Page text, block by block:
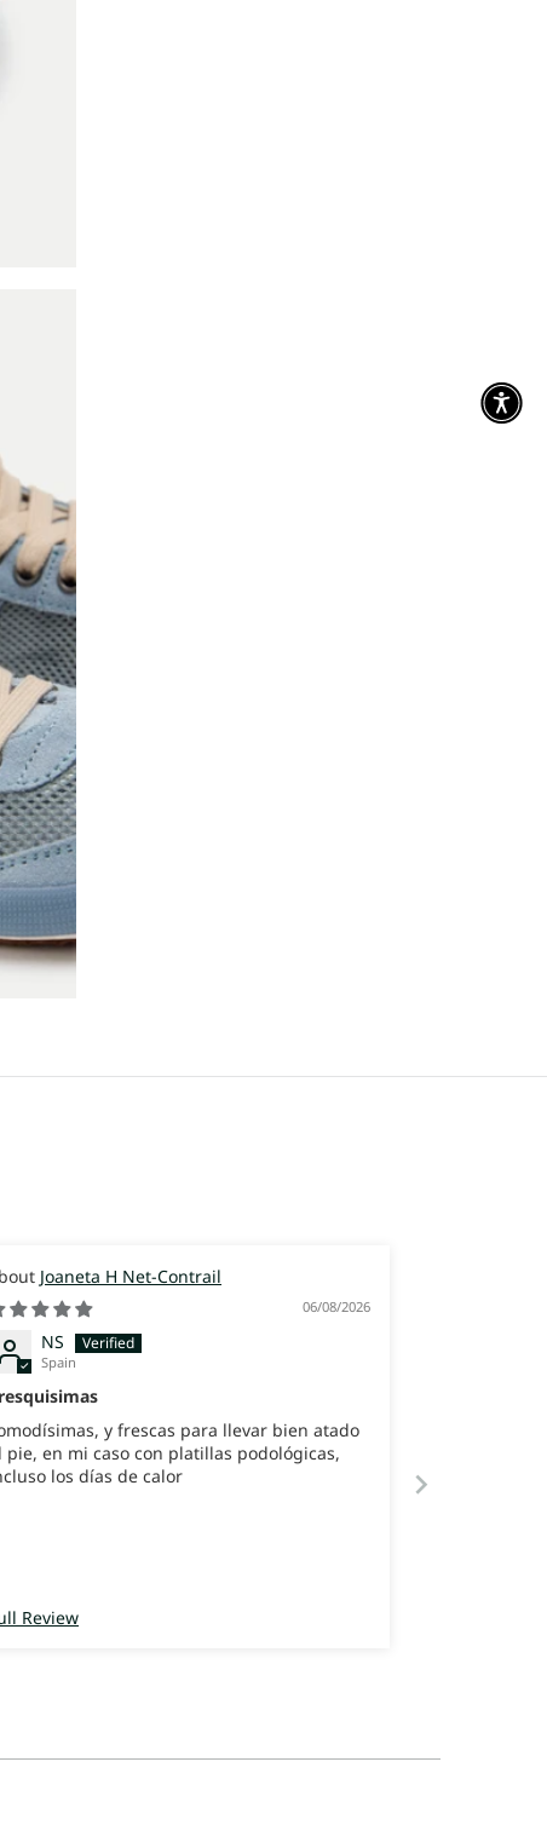
Joaneta H Net-Contrail
06/08/2026
NS
Spain
y frescas para llevar bien atado
pie, en mi caso con platillas podológicas,
los días de calor
Review